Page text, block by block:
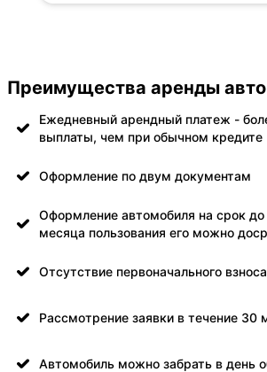
Преимущества аренды
Ежедневный арендный платеж -
выплаты, чем при обычном кредите
Оформление по двум документам
Оформление автомобиля на срок до
месяца пользования его можно
Отсутствие первоначального взноса
Рассмотрение заявки в течение 30
Автомобиль можно забрать в день